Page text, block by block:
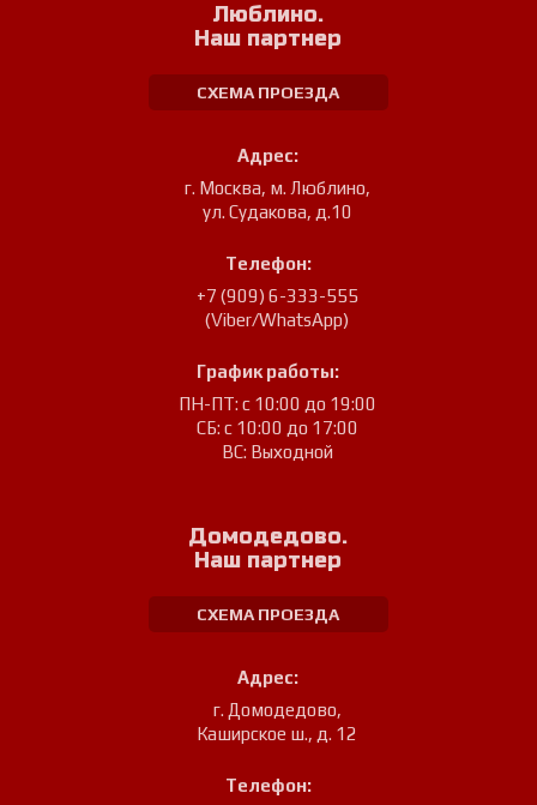
Люблино.
Наш партнер
СХЕМА ПРОЕЗДА
Адрес:
г. Москва, м. Люблино,
ул. Судакова, д.10
Телефон:
+7 (909) 6-333-555
(Viber/WhatsApp)
График работы:
ПН-ПТ: с 10:00 до 19:00
СБ: с 10:00 до 17:00
ВС: Выходной
Домодедово.
Наш партнер
СХЕМА ПРОЕЗДА
Адрес:
г. Домодедово,
Каширское ш., д. 12
Телефон: